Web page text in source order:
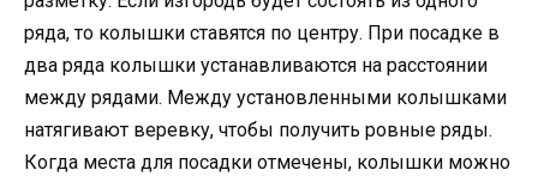
ряда, то колышки ставятся по центру. При посадке в
два ряда колышки устанавливаются на расстоянии
между рядами. Между установленными колышками
натягивают веревку, чтобы получить ровные ряды.
Когда места для посадки отмечены, колышки можно